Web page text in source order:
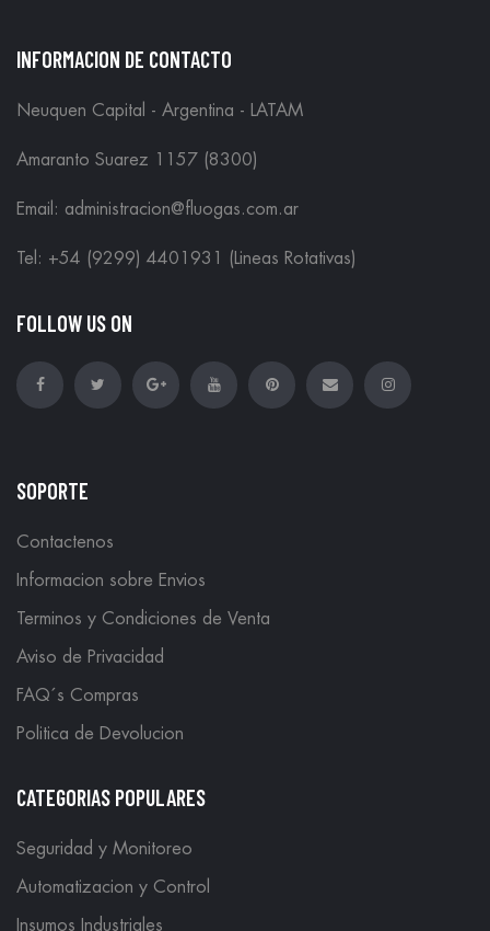
INFORMACION DE CONTACTO
Neuquen Capital - Argentina - LATAM
Amaranto Suarez 1157 (8300)
Email: administracion@fluogas.com.ar
Tel: +54 (9299) 4401931 (Lineas Rotativas)
FOLLOW US ON
SOPORTE
Contactenos
Informacion sobre Envios
Terminos y Condiciones de Venta
Aviso de Privacidad
FAQ´s Compras
Politica de Devolucion
CATEGORIAS POPULARES
Seguridad y Monitoreo
Automatizacion y Control
Insumos Industriales